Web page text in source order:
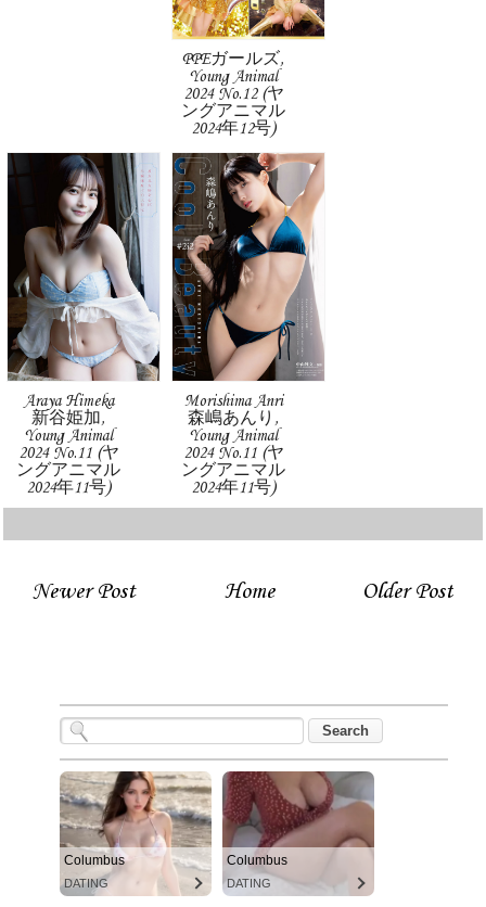
PPEガールズ,
Young Animal
2024 No.12 (ヤ
ングアニマル
2024年12号)
Araya Himeka
新谷姫加,
Young Animal
2024 No.11 (ヤ
ングアニマル
2024年11号)
Morishima Anri
森嶋あんり,
Young Animal
2024 No.11 (ヤ
ングアニマル
2024年11号)
Newer Post Older Post
Home
Columbus
DATING
Columbus
DATING